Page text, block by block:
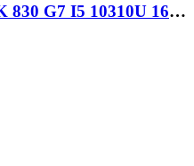
LAPTOP HP ELITEBOOK 830 G7 I5 10310U 16GB 256 SSD 13.3 FHD TACTILE